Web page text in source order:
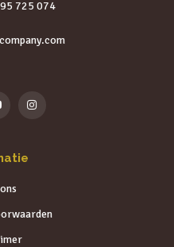
725 074